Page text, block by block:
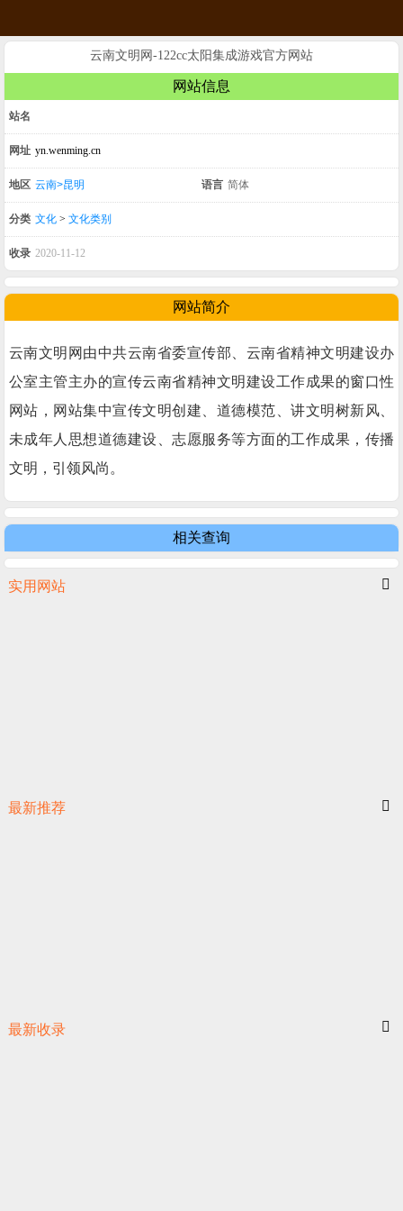
云南文明网-122cc太阳集成游戏官方网站
网站信息
站名
网址 yn.wenming.cn
地区 云南>昆明 语言 简体
分类 文化 > 文化类别
收录 2020-11-12
网站简介
云南文明网由中共云南省委宣传部、云南省精神文明建设办
公室主管主办的宣传云南省精神文明建设工作成果的窗口性
网站，网站集中宣传文明创建、道德模范、讲文明树新风、
未成年人思想道德建设、志愿服务等方面的工作成果，传播
文明，引领风尚。
相关查询
实用网站
最新推荐
最新收录